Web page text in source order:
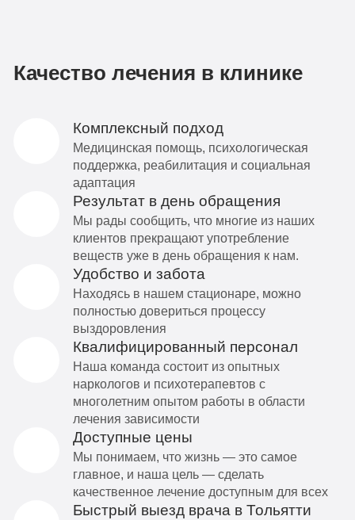
Качество лечения в клинике
Комплексный подход
Медицинская помощь, психологическая
поддержка, реабилитация и социальная
адаптация
Результат в день обращения
Мы рады сообщить, что многие из наших
клиентов прекращают употребление
веществ уже в день обращения к нам.
Удобство и забота
Находясь в нашем стационаре, можно
полностью довериться процессу
выздоровления
Квалифицированный персонал
Наша команда состоит из опытных
наркологов и психотерапевтов с
многолетним опытом работы в области
лечения зависимости
Доступные цены
Мы понимаем, что жизнь — это самое
главное, и наша цель — сделать
качественное лечение доступным для всех
Быстрый выезд врача в Тольятти